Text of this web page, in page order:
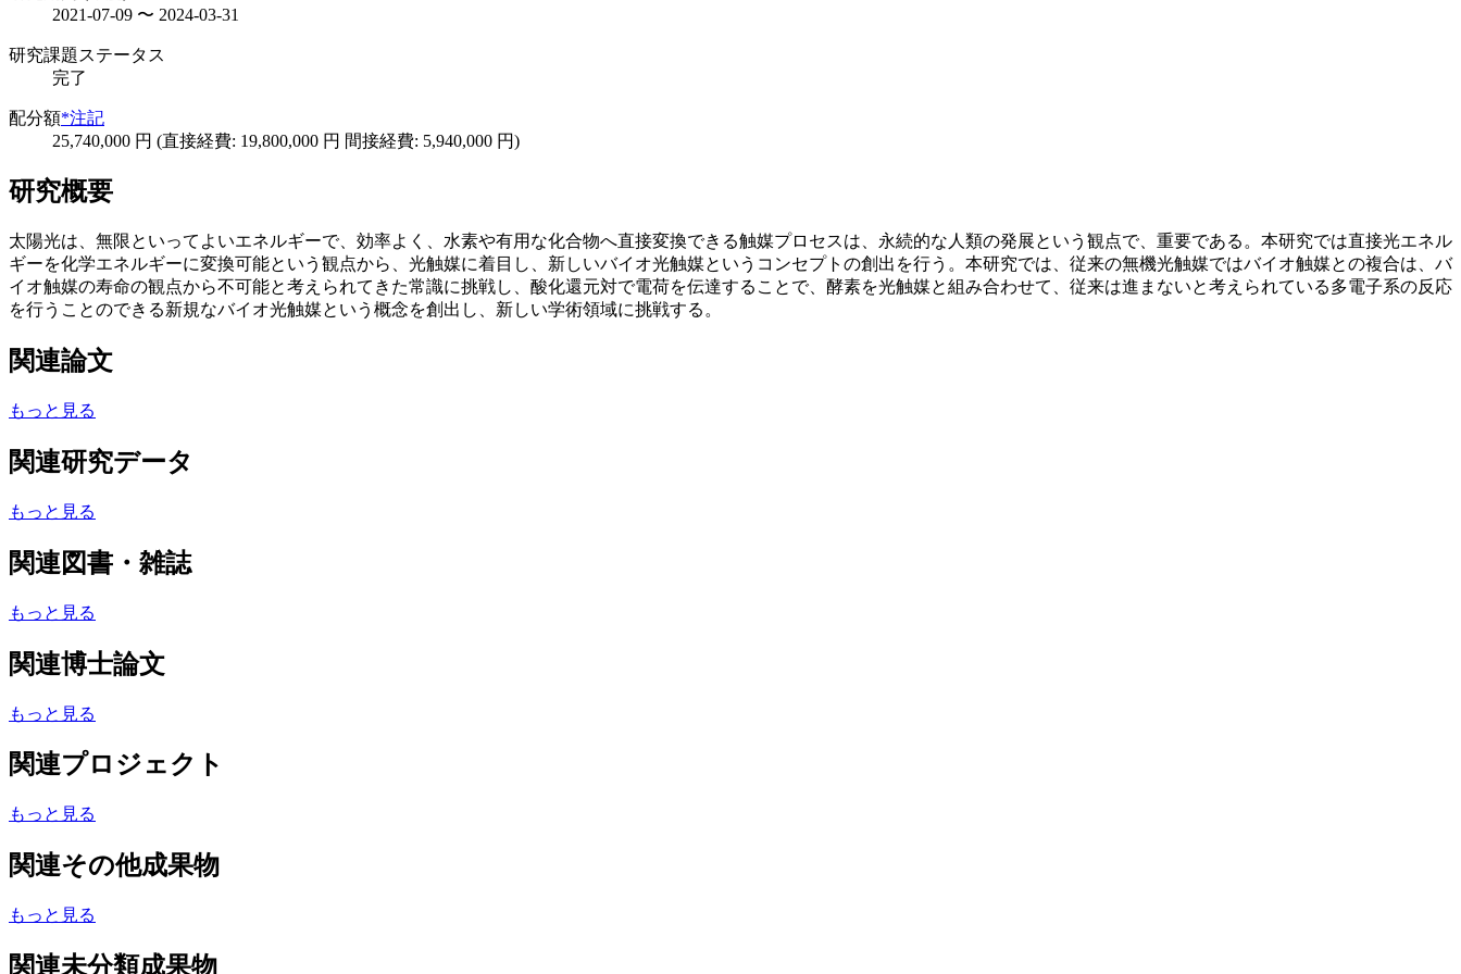
2021-07-09 〜 2024-03-31
研究課題ステータス
完了
配分額*注記
25,740,000 円 (直接経費: 19,800,000 円 間接経費: 5,940,000 円)
研究概要
太陽光は、無限といってよいエネルギーで、効率よく、水素や有用な化合物へ直接変換できる触媒プロセスは、永続的な人類の発展という観点で、重要である。本研究では直接光エネル
ギーを化学エネルギーに変換可能という観点から、光触媒に着目し、新しいバイオ光触媒というコンセプトの創出を行う。本研究では、従来の無機光触媒ではバイオ触媒との複合は、バ
イオ触媒の寿命の観点から不可能と考えられてきた常識に挑戦し、酸化還元対で電荷を伝達することで、酵素を光触媒と組み合わせて、従来は進まないと考えられている多電子系の反応
を行うことのできる新規なバイオ光触媒という概念を創出し、新しい学術領域に挑戦する。
関連論文
もっと見る
関連研究データ
もっと見る
関連図書・雑誌
もっと見る
関連博士論文
もっと見る
関連プロジェクト
もっと見る
関連その他成果物
もっと見る
関連未分類成果物